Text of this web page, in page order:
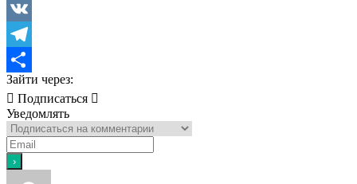
Viber
VK
Telegram
Отправить
Зайти через:
Подписаться
Уведомлять